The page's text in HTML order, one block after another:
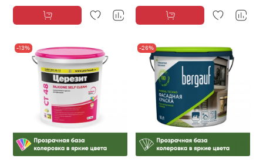
-13% -26%